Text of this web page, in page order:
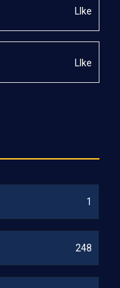
LIke
LIke
1
248